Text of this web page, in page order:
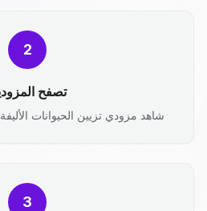
2
تصفح
شاهد مزودي تزيين الحيوانات
3